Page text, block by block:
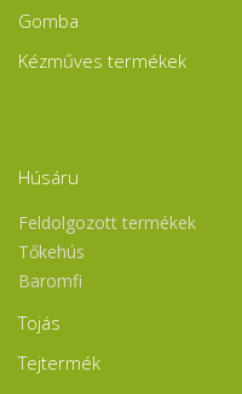
Gomba
Kézműves termékek
Húsáru
Feldolgozott termékek
Tőkehús
Baromfi
Tojás
Tejtermék